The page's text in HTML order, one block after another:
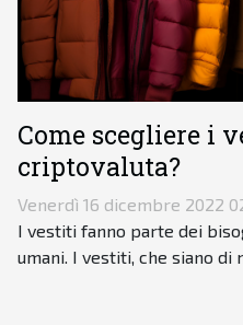
Come scegliere i
criptovaluta?
Venerdì 16 dicembre 2022
I vestiti fanno parte dei
umani. I vestiti, che siano di